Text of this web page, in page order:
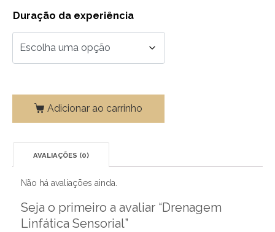
Duração da experiência
Adicionar ao carrinho
AVALIAÇÕES (0)
Não há avaliações ainda.
Seja o primeiro a avaliar “Drenagem
Linfática Sensorial”